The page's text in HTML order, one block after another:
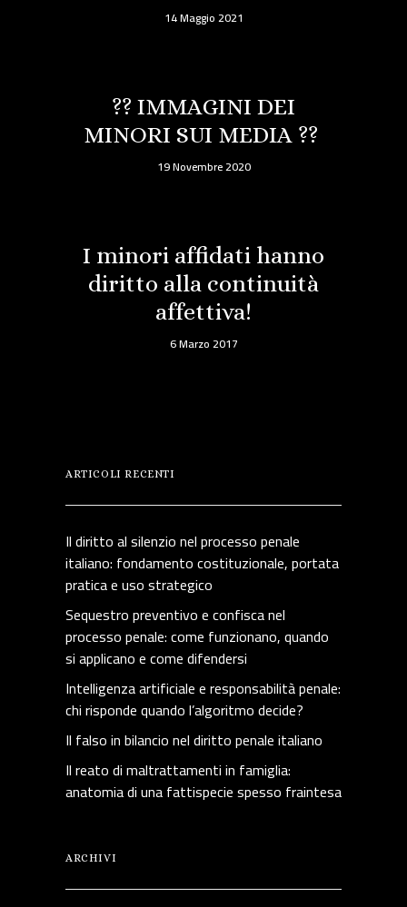
14 Maggio 2021
?? IMMAGINI DEI
MINORI SUI MEDIA ??
19 Novembre 2020
I minori affidati hanno
diritto alla continuità
affettiva!
6 Marzo 2017
ARTICOLI RECENTI
Il diritto al silenzio nel processo penale
italiano: fondamento costituzionale, portata
pratica e uso strategico
Sequestro preventivo e confisca nel
processo penale: come funzionano, quando
si applicano e come difendersi
Intelligenza artificiale e responsabilità penale:
chi risponde quando l’algoritmo decide?
Il falso in bilancio nel diritto penale italiano
Il reato di maltrattamenti in famiglia:
anatomia di una fattispecie spesso fraintesa
ARCHIVI